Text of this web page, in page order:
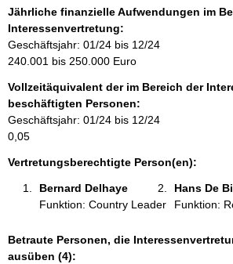
f
o
r
m
t
i
o
n
e
Jährliche finanzielle Aufwendungen im
Interessenvertretung:
Geschäftsjahr: 01/24 bis 12/24
240.001 bis 250.000 Euro
Vollzeitäquivalent der im Bereich der
beschäftigten Personen:
Geschäftsjahr: 01/24 bis 12/24
0,05
Vertretungsberechtigte Person(en):
Bernard Delhaye
Funktion: Country Leader
Hans De
Funktion:
Betraute Personen, die
ausüben (4):